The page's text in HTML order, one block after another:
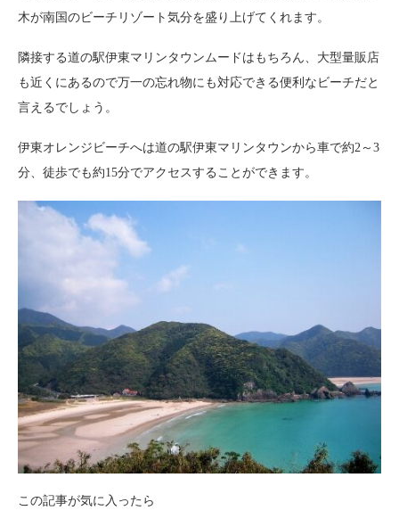
木が南国のビーチリゾート気分を盛り上げてくれます。
隣接する道の駅伊東マリンタウンムードはもちろん、大型量販店
も近くにあるので万一の忘れ物にも対応できる便利なビーチだと
言えるでしょう。
伊東オレンジビーチへは道の駅伊東マリンタウンから車で約2～3
分、徒歩でも約15分でアクセスすることができます。
この記事が気に入ったら